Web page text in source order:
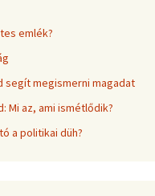
emlék?
segít megismerni magadat
Mi az, ami ismétlődik?
a politikai düh?